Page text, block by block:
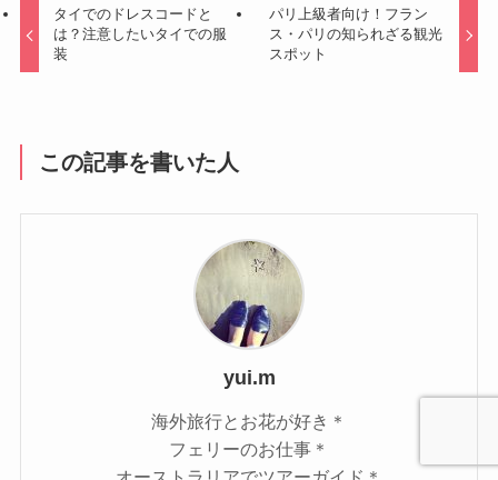
タイでのドレスコードと
は？注意したいタイでの服
装
パリ上級者向け！フラン
ス・パリの知られざる観光
スポット
この記事を書いた人
yui.m
海外旅行とお花が好き＊
フェリーのお仕事＊